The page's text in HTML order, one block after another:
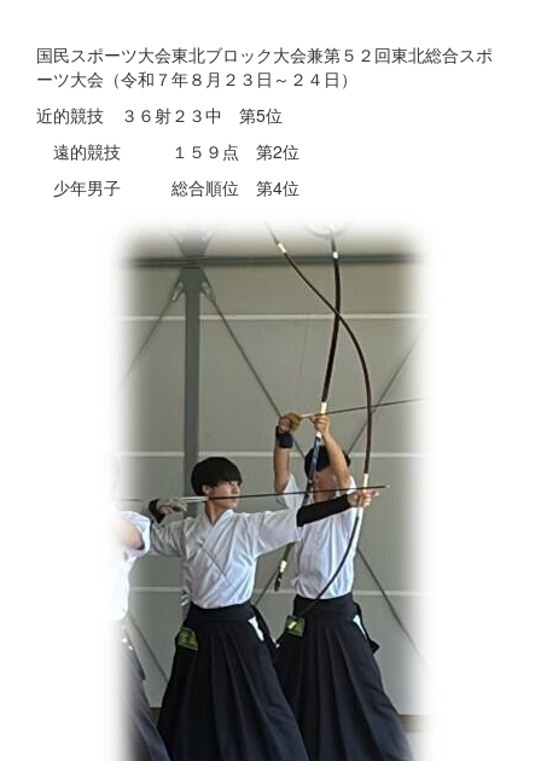
国民スポーツ大会東北ブロック大会兼第５２回東北総合スポ
ーツ大会（令和７年８月２３日～２４日）
近的競技 ３６射２３中 第5位
遠的競技 １５９点 第2位
少年男子 総合順位 第4位